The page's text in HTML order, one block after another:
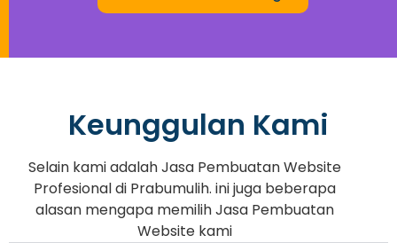
Keunggulan Kami
Selain kami adalah Jasa Pembuatan Website
Profesional di Prabumulih. ini juga beberapa
alasan mengapa memilih Jasa Pembuatan
Website kami